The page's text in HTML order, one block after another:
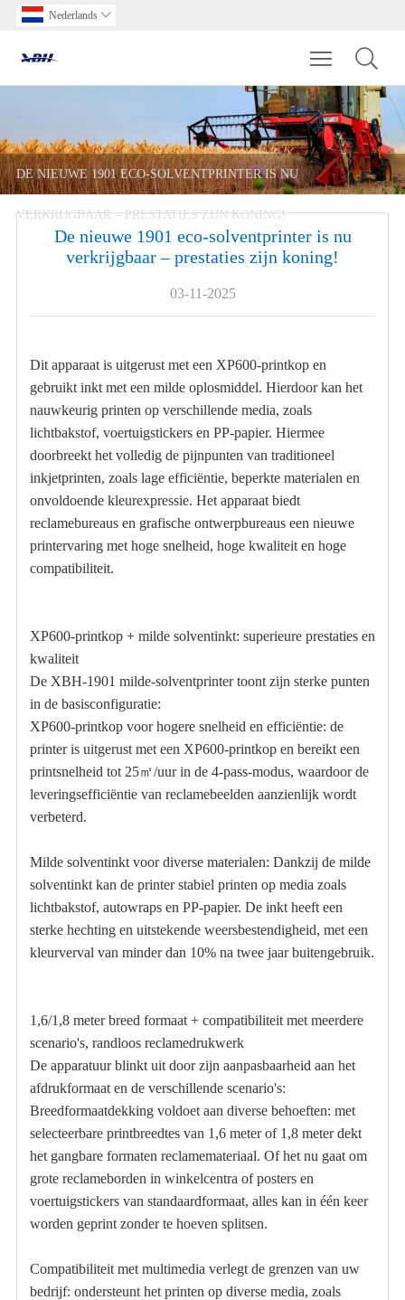
Nederlands 
Toggle
DE NIEUWE 1901 ECO-SOLVENTPRINTER IS NU
VERKRIJGBAAR – PRESTATIES ZIJN KONING!
De nieuwe 1901 eco-solventprinter is nu
verkrijgbaar – prestaties zijn koning!
03-11-2025
Dit apparaat is uitgerust met een XP600-printkop en
gebruikt inkt met een milde oplosmiddel. Hierdoor kan het
nauwkeurig printen op verschillende media, zoals
lichtbakstof, voertuigstickers en PP-papier. Hiermee
doorbreekt het volledig de pijnpunten van traditioneel
inkjetprinten, zoals lage efficiëntie, beperkte materialen en
onvoldoende kleurexpressie. Het apparaat biedt
reclamebureaus en grafische ontwerpbureaus een nieuwe
printervaring met hoge snelheid, hoge kwaliteit en hoge
compatibiliteit.
XP600-printkop + milde solventinkt: superieure prestaties en
kwaliteit
De XBH-1901 milde-solventprinter toont zijn sterke punten
in de basisconfiguratie:
XP600-printkop voor hogere snelheid en efficiëntie: de
printer is uitgerust met een XP600-printkop en bereikt een
printsnelheid tot 25㎡/uur in de 4-pass-modus, waardoor de
leveringsefficiëntie van reclamebeelden aanzienlijk wordt
verbeterd.
Milde solventinkt voor diverse materialen: Dankzij de milde
solventinkt kan de printer stabiel printen op media zoals
lichtbakstof, autowraps en PP-papier. De inkt heeft een
sterke hechting en uitstekende weersbestendigheid, met een
kleurverval van minder dan 10% na twee jaar buitengebruik.
1,6/1,8 meter breed formaat + compatibiliteit met meerdere
scenario's, randloos reclamedrukwerk
De apparatuur blinkt uit door zijn aanpasbaarheid aan het
afdrukformaat en de verschillende scenario's:
Breedformaatdekking voldoet aan diverse behoeften: met
selecteerbare printbreedtes van 1,6 meter of 1,8 meter dekt
het gangbare formaten reclamemateriaal. Of het nu gaat om
grote reclameborden in winkelcentra of posters en
voertuigstickers van standaardformaat, alles kan in één keer
worden geprint zonder te hoeven splitsen.
Compatibiliteit met multimedia verlegt de grenzen van uw
bedrijf: ondersteunt het printen op diverse media, zoals